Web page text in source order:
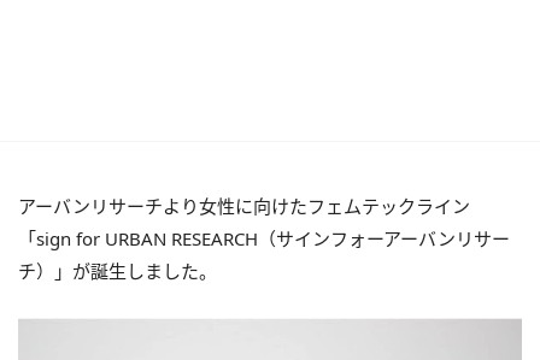
アーバンリサーチより女性に向けたフェムテックライン
「sign for URBAN RESEARCH（サインフォーアーバンリサー
チ）」が誕生しました。